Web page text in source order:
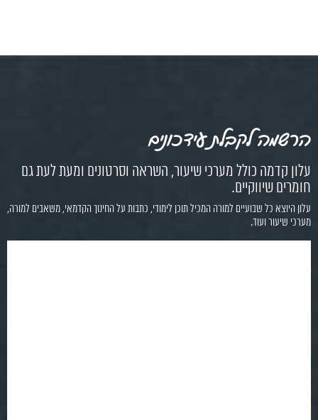
הרשמה לקבלת עידכונים
עלון קדמה כולל מערכי שיעור, השראה וסרטונים ומעת לעת גם
חומרים שיווקיים.
עלון היוצא כל שבועיים למורה המכיל תוכן לימודי, כתבות על החינוך הקדמאי, משאבים למורה,
מערכי שיעור ועוד.